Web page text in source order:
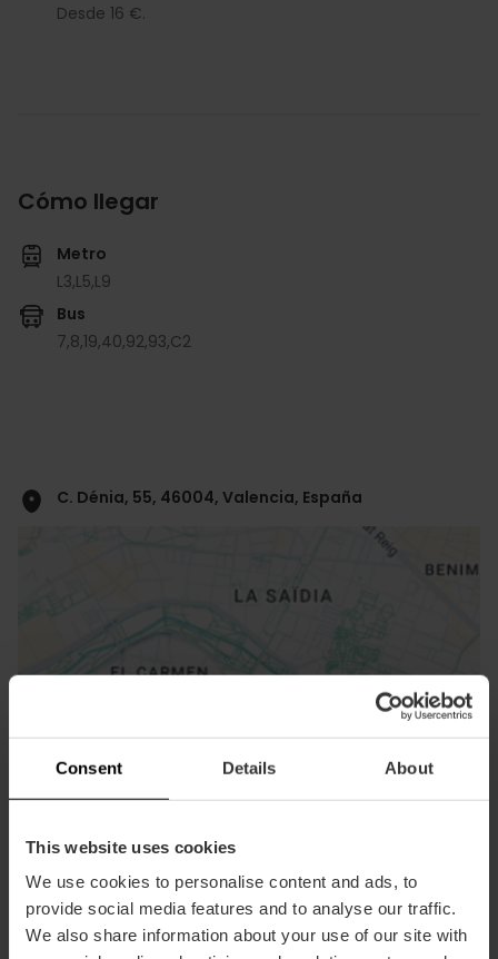
Consent Details About
This website uses cookies
We use cookies to personalise content and ads, to
provide social media features and to analyse our traffic.
We also share information about your use of our site with
Desde 16 €.
Cómo llegar
Metro
L3,L5,L9
Bus
7,8,19,40,92,93,C2
C. Dénia, 55, 46004, Valencia, España
Activar mapa